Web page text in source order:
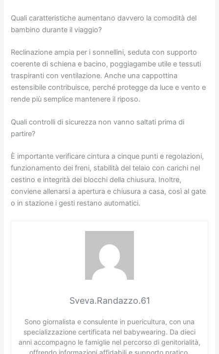
Quali caratteristiche aumentano davvero la comodità del
bambino durante il viaggio?
Reclinazione ampia per i sonnellini, seduta con supporto
coerente di schiena e bacino, poggiagambe utile e tessuti
traspiranti con ventilazione. Anche una cappottina
estensibile contribuisce, perché protegge da luce e vento e
rende più semplice mantenere il riposo.
Quali controlli di sicurezza non vanno saltati prima di
partire?
È importante verificare cintura a cinque punti e regolazioni,
funzionamento dei freni, stabilità del telaio con carichi nel
cestino e integrità dei blocchi della chiusura. Inoltre,
conviene allenarsi a apertura e chiusura a casa, così al gate
o in stazione i gesti restano automatici.
Sveva.Randazzo.61
Sono giornalista e consulente in puericultura, con una
specializzazione certificata nel babywearing. Da dieci
anni accompagno le famiglie nel percorso di genitorialità,
offrendo informazioni affidabili e supporto pratico.